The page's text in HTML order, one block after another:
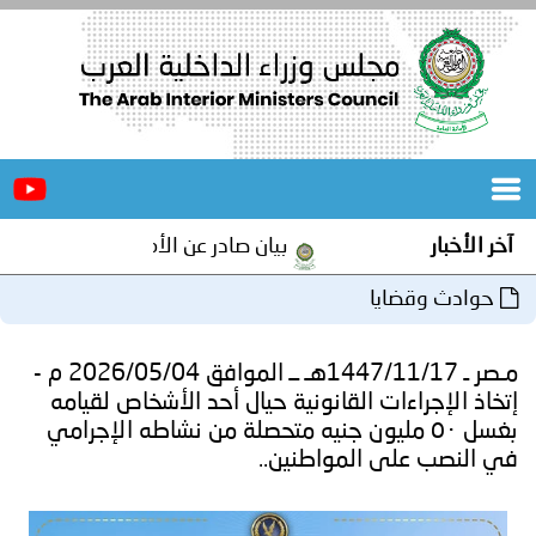
الرئيسية
المجلس
مؤتمرات
وجهود
آخر الأخبار بيان صادر عن الأمانة العامة لمجلس
حوادث وقضايا
مـصر ـ 1447/11/17هـ ــ الموافق 2026/05/04 م -
إتخاذ الإجراءات القانونية حيال أحد الأشخاص لقيامه
بغسل ٥٠ مليون جنيه متحصلة من نشاطه الإجرامي
في النصب على المواطنين..